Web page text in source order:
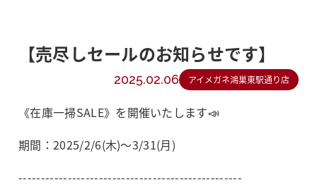
【売尽しセールのお知らせです】
2025.02.06 アイメガネ鴻巣東駅通り店
《在庫一掃SALE》を開催いたします📣
期間：2025/2/6(木)〜3/31(月)
--------------------------------------------------